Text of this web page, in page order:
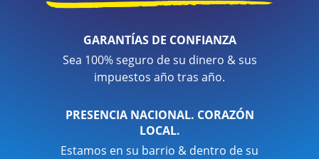
GARANTÍAS DE CONFIANZA
Sea 100% seguro de su dinero & sus
impuestos año tras año.
PRESENCIA NACIONAL. CORAZÓN
LOCAL.
Estamos en su barrio & dentro de su